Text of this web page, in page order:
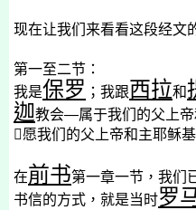
现在让我们来看看这段经文
第一至二节：
我是保罗 ；我跟西拉和
迦教会—属于我们的父上
愿我们的父上帝和主耶稣
在前书第一章一节，我们
书信的方式，就是当时罗